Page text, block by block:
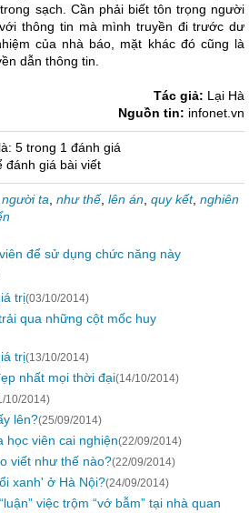
sạch. Cần phải biết tôn trọng người
thông tin mà mình truyền đi trước dư
của nhà báo, mặt khác đó cũng là
dẫn thông tin.
Tác giả: Lại Hà
Nguồn tin: infonet.vn
5 trong 1 đánh giá
đánh giá bài viết
người ta như thế, lên án quy kết, nghiên
để sử dụng chức năng này
trị(03/10/2014)
qua những cột mốc huy
trị(13/10/2014)
nhất mọi thời đại(14/10/2014)
10/2014)
lên?(25/09/2014)
học viên cai nghiện(22/09/2014)
viết như thế nào?(22/09/2014)
xanh' ở Hà Nội?(24/09/2014)
việc trộm “vớ bẫm” tại nhà quan